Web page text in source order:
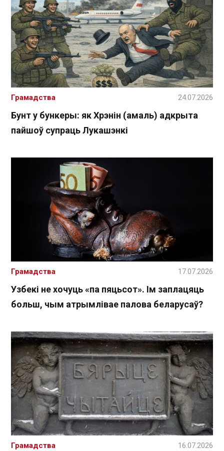
Бунт у бункеры: як Хрэнін (амаль) адкрыта
пайшоў супраць Лукашэнкі
Грамадства 24.07.2026
Узбекі не хочуць «па пяцьсот». Ім заплацяць
больш, чым атрымлівае палова беларусаў?
Грамадства 17.07.2026
Грамадства 16.07.2026